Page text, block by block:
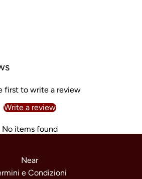
first to write a review
Write a review
No items found
Near
e Condizioni